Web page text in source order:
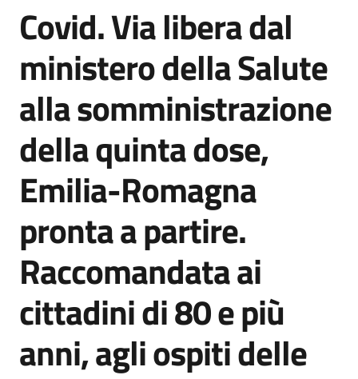
Agenzia
di
informazione
e
comunicazione
Seguici
su
Salta al contenuto
Covid. Via libera dal
ministero della Salute
alla somministrazione
della quinta dose,
Emilia-Romagna
pronta a partire.
Raccomandata ai
cittadini di 80 e più
anni, agli ospiti delle